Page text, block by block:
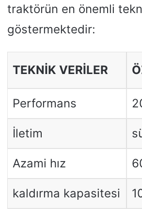
traktörün en önemli
göstermektedir:
TEKNİK VERİLER
Performans
İletim
Azami hız
kaldırma kapasitesi